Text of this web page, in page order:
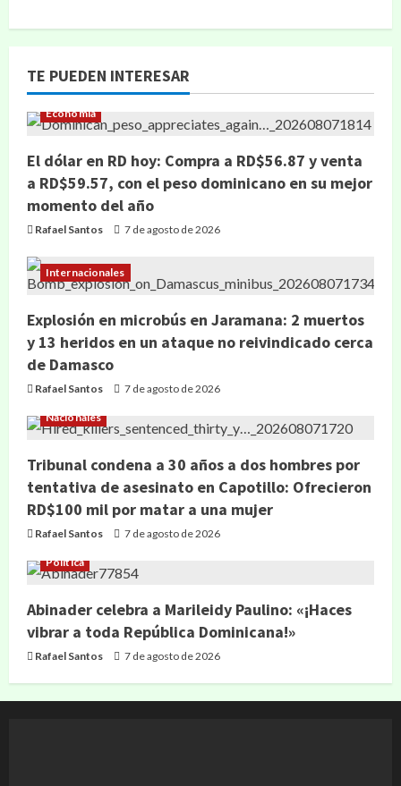
TE PUEDEN INTERESAR
Economía
El dólar en RD hoy: Compra a RD$56.87 y venta
a RD$59.57, con el peso dominicano en su mejor
momento del año
Rafael Santos 7 de agosto de 2026
Internacionales
Explosión en microbús en Jaramana: 2 muertos
y 13 heridos en un ataque no reivindicado cerca
de Damasco
Rafael Santos 7 de agosto de 2026
Nacionales
Tribunal condena a 30 años a dos hombres por
tentativa de asesinato en Capotillo: Ofrecieron
RD$100 mil por matar a una mujer
Rafael Santos 7 de agosto de 2026
Política
Abinader celebra a Marileidy Paulino: «¡Haces
vibrar a toda República Dominicana!»
Rafael Santos 7 de agosto de 2026